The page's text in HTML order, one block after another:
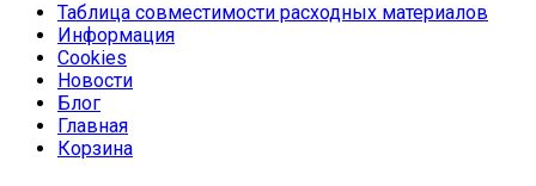
Таблица совместимости расходных материалов
Информация
Cookies
Новости
Блог
Главная
Корзина